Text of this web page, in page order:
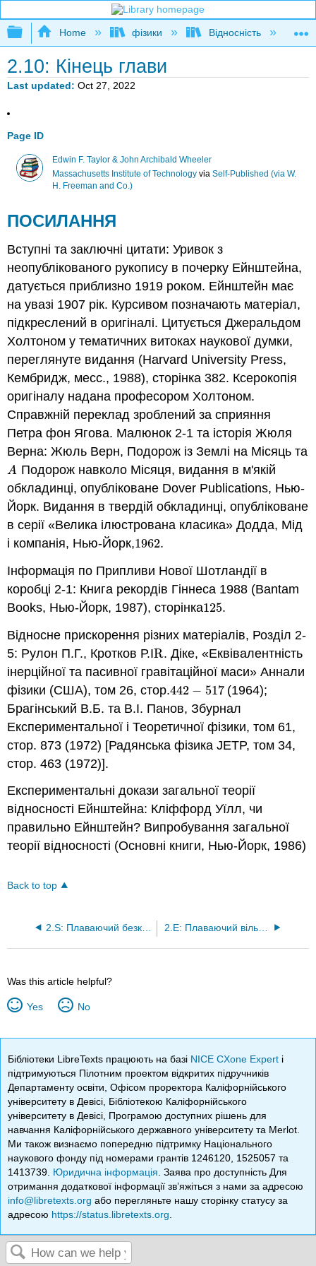
Expand/collapse global hierarchy
Home фізики Відносність
2.10: Кінець глави
Last updated Oct 27, 2022
Page ID
Edwin F. Taylor & John Archibald Wheeler
Massachusetts Institute of Technologyvia Self-Published (via W.
H. Freeman and Co.)
ПОСИЛАННЯ
Вступні та заключні цитати: Уривок з
неопублікованого рукопису в почерку Ейнштейна,
датується приблизно 1919 роком. Ейнштейн має
на увазі 1907 рік. Курсивом позначають матеріал,
підкреслений в оригіналі. Цитується Джеральдом
Холтоном у тематичних витоках наукової думки,
переглянуте видання (Harvard University Press,
Кембридж, месс., 1988), сторінка 382. Ксерокопія
оригіналу надана професором Холтоном.
Справжній переклад зроблений за сприяння
Петра фон Ягова. Малюнок 2-1 та історія Жюля
Верна: Жюль Верн, Подорож із Землі на Місяць та
A
A Подорож навколо Місяця, видання в м'якій
обкладинці, опубліковане Dover Publications, Нью-
Йорк. Видання в твердій обкладинці, опубліковане
в серії «Велика ілюстрована класика» Додда, Мід
і компанія, Нью-Йорк,1962.
1962
Інформація по Припливи Нової Шотландії в
коробці 2-1: Книга рекордів Гіннеса 1988 (Bantam
Books, Нью-Йорк, 1987), сторінка125.
125.
Відносне прискорення різних матеріалів, Розділ 2-
5: Рулон П.Г., Кротков Р.ІR
R. Діке, «Еквівалентність
інерційної та пасивної гравітаційної маси» Аннали
фізики (США), том 26, стор.442 − 517
442 −517 (1964);
Брагінський В.Б. та В.І. Панов, Збурнал
Експериментальної і Теоретичної фізики, том 61,
стор. 873 (1972) [Радянська фізика JETP, том 34,
стор. 463 (1972)].
Експериментальні докази загальної теорії
відносності Ейнштейна: Кліффорд Уїлл, чи
правильно Ейнштейн? Випробування загальної
теорії відносності (Основні книги, Нью-Йорк, 1986)
Back to top
2.S: Плаваючий безкоштовно (резюме) 2.E: Плаваючий вільний (вправи)
Was this article helpful?
Yes No
Бібліотеки LibreTexts працюють на базі NICE CXone Expert і
підтримуються Пілотним проектом відкритих підручників
Департаменту освіти, Офісом проректора Каліфорнійського
університету в Девісі, Бібліотекою Каліфорнійського
університету в Девісі, Програмою доступних рішень для
навчання Каліфорнійського державного університету та Merlot.
Ми також визнаємо попередню підтримку Національного
наукового фонду під номерами грантів 1246120, 1525057 та
1413739. Юридична інформація . Заява про доступність Для
отримання додаткової інформації зв’яжіться з нами за адресою
info@libretexts.org або перегляньте нашу сторінку статусу за
адресою https://status.libretexts.org